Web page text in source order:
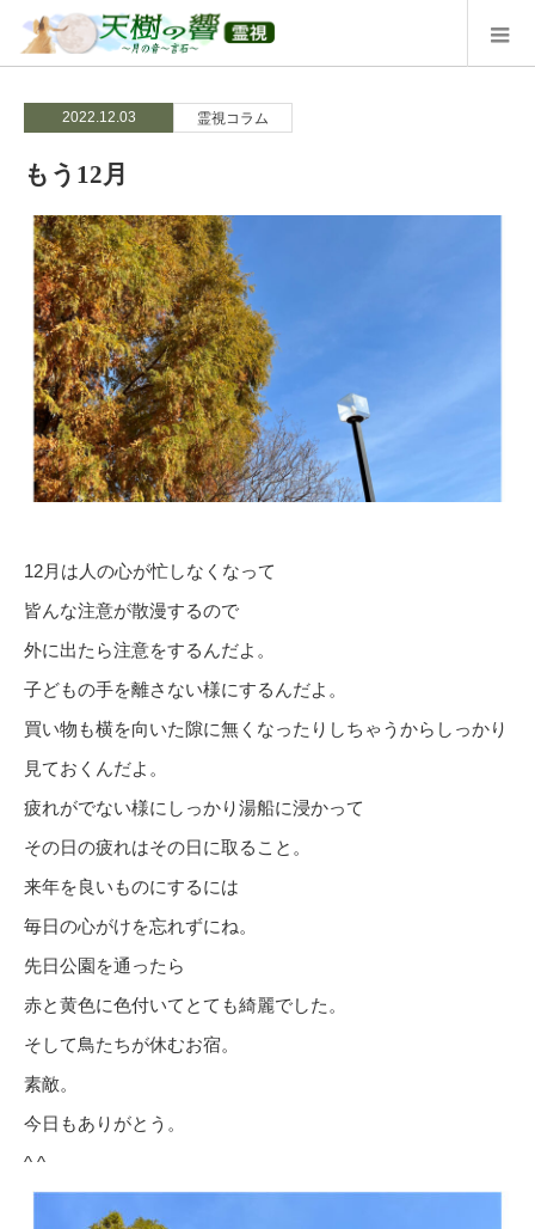
2022.12.03 霊視コラム
もう12月
12月は人の心が忙しなくなって
皆んな注意が散漫するので
外に出たら注意をするんだよ。
子どもの手を離さない様にするんだよ。
買い物も横を向いた隙に無くなったりしちゃうからしっかり
見ておくんだよ。
疲れがでない様にしっかり湯船に浸かって
その日の疲れはその日に取ること。
来年を良いものにするには
毎日の心がけを忘れずにね。
先日公園を通ったら
赤と黄色に色付いてとても綺麗でした。
そして鳥たちが休むお宿。
素敵。
今日もありがとう。
^ ^